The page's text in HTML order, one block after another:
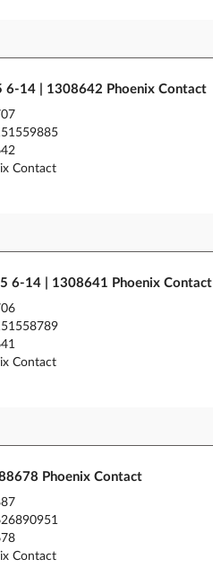
6-14 | 1308642 Phoenix Contact
Contact
6-14 | 1308641 Phoenix Contact
Contact
Phoenix Contact
Contact